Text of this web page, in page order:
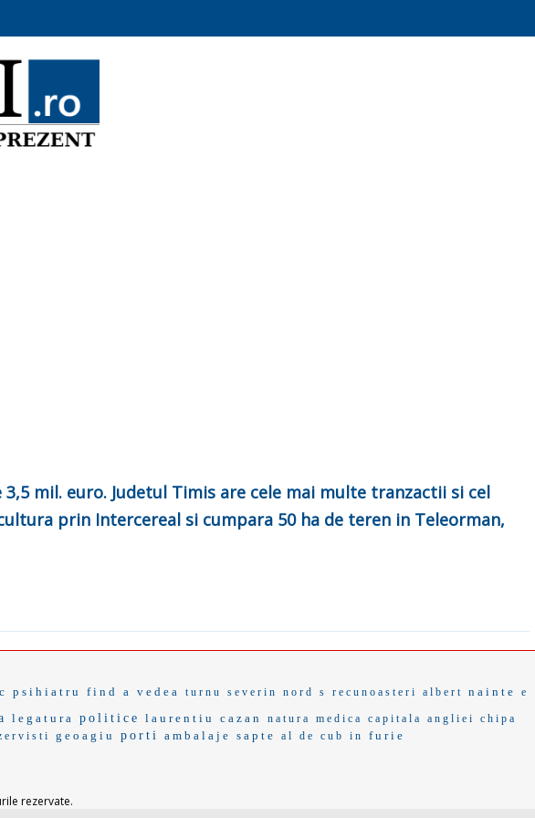
mil. euro. Judetul Timis are cele mai multe tranzactii si cel
prin Intercereal si cumpara 50 ha de teren in Teleorman,
psihiatru find a vedea turnu severin nord s recunoasteri albert nainte e
legatura politice laurentiu cazan natura medica capitala angliei chipa
geoagiu porti ambalaje sapte al de cub in furie
rezervate.